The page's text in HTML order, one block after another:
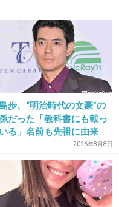
-11
うなとか、ひざが
歩、“明治時代の文豪”の
だった「教科書にも載っ
る」名前も先祖に由来
2026年8月8日